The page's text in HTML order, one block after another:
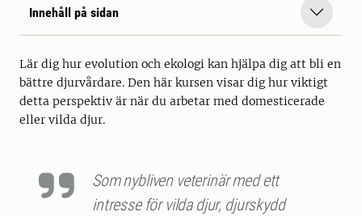
Innehåll på sidan
Lär dig hur evolution och ekologi kan hjälpa dig att bli en
bättre djurvårdare. Den här kursen visar dig hur viktigt
detta perspektiv är när du arbetar med domesticerade
eller vilda djur.
Som nybliven veterinär med ett
intresse för vilda djur, djurskydd